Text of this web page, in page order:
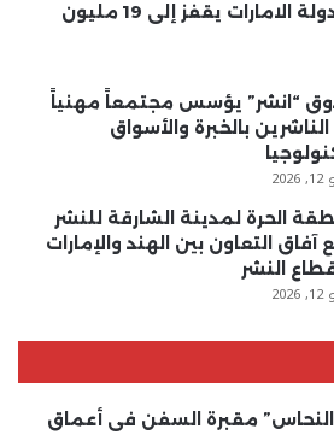
إنفاق “بيت الخير” في دولة الامارات يقفز إلى 19 مليون
“انشر” يؤسس مجتمعاً مهنياً
الناشرين بالخبرة والأسواق
الحرة لمدينة الشارقة للنشر
آفاق التعاون بين الهند والإمارات
النشر
النحاس” مقبرة السفن فى أعماق